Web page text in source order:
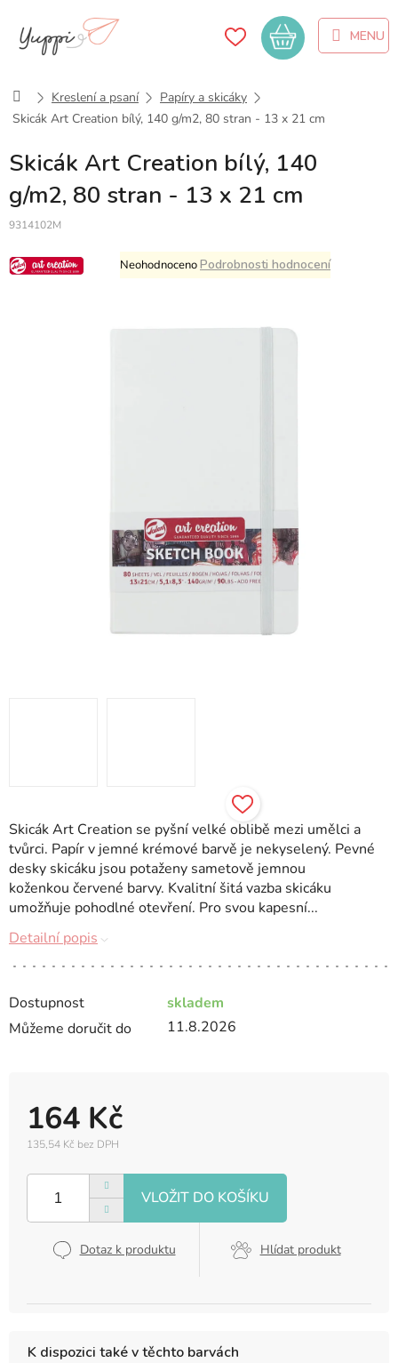
obsah
Nákupní
košík
DomůKreslení a psaní
Papíry a skicáky
Skicák Art Creation bílý, 140 g/m2, 80 stran - 13 x 21 cm
Skicák Art Creation bílý, 140
g/m2, 80 stran - 13 x 21 cm
9314102M
Průměrné
hodnocení
0,0
NeohodnocenoPodrobnosti hodnocení
Dostupnost
skladem
Můžeme doručit do
11.8.2026
164 Kč
135,54 Kč bez DPH
cena:
Dotaz k produktu Hlídat produkt
Skicák Art Creation se pyšní velké oblibě mezi umělci a
tvůrci. Papír v jemné krémové barvě je nekyselený. Pevné
desky skicáku jsou potaženy sametově jemnou
koženkou červené barvy. Kvalitní šitá vazba skicáku
umožňuje pohodlné otevření. Pro svou kapesní...
Detailní popis
K dispozici také v těchto barvách